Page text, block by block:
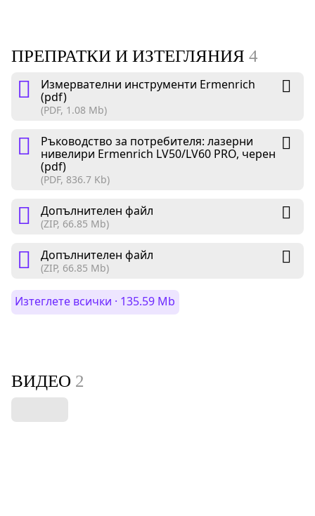
ПРЕПРАТКИ И ИЗТЕГЛЯНИЯ 4
Измервателни инструменти Ermenrich
(pdf)
(PDF, 1.08 Mb)
Ръководство за потребителя: лазерни
нивелири Ermenrich LV50/LV60 PRO, черен
(pdf)
(PDF, 836.7 Kb)
Допълнителен файл
(ZIP, 66.85 Mb)
Допълнителен файл
(ZIP, 66.85 Mb)
Изтеглете всички · 135.59 Mb
ВИДЕО 2